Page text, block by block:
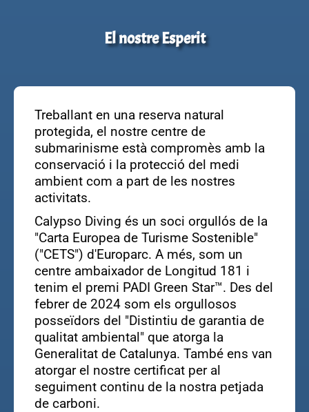
El nostre Esperit
Treballant en una reserva natural
protegida, el nostre centre de
submarinisme està compromès amb la
conservació i la protecció del medi
ambient com a part de les nostres
activitats.
Calypso Diving és un soci orgullós de la
"Carta Europea de Turisme Sostenible"
("CETS") d'Europarc. A més, som un
centre ambaixador de Longitud 181 i
tenim el premi PADI Green Star™. Des del
febrer de 2024 som els orgullosos
posseïdors del "Distintiu de garantia de
qualitat ambiental" que atorga la
Generalitat de Catalunya. També ens van
atorgar el nostre certificat per al
seguiment continu de la nostra petjada
de carboni.